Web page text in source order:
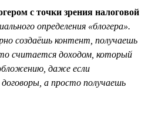
с точки зрения налоговой
определения «блогера».
создаёшь контент, получаешь
считается доходом, который
даже если
а просто получаешь